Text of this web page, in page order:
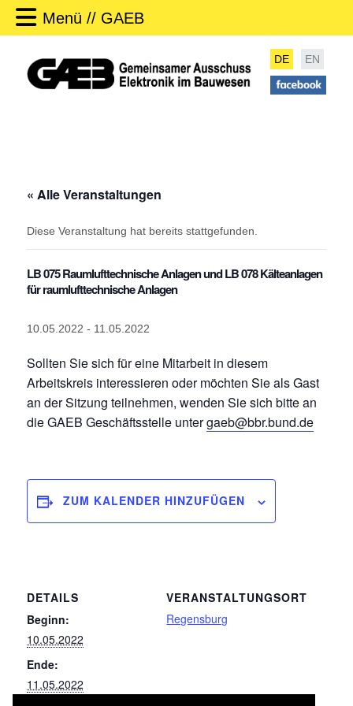
Menü // GAEB
DE EN
« Alle Veranstaltungen
Diese Veranstaltung hat bereits stattgefunden.
LB 075 Raumlufttechnische Anlagen und LB 078 Kälteanlagen
für raumlufttechnische Anlagen
10.05.2022 - 11.05.2022
Sollten Sie sich für eine Mitarbeit in diesem
Arbeitskreis interessieren oder möchten Sie als Gast
an der Sitzung teilnehmen, wenden Sie sich bitte an
die GAEB Geschäftsstelle untergaeb@bbr.bund.de
ZUM KALENDER HINZUFÜGEN
DETAILS
Beginn:
10.05.2022
Ende:
11.05.2022
VERANSTALTUNGSORT
Regensburg